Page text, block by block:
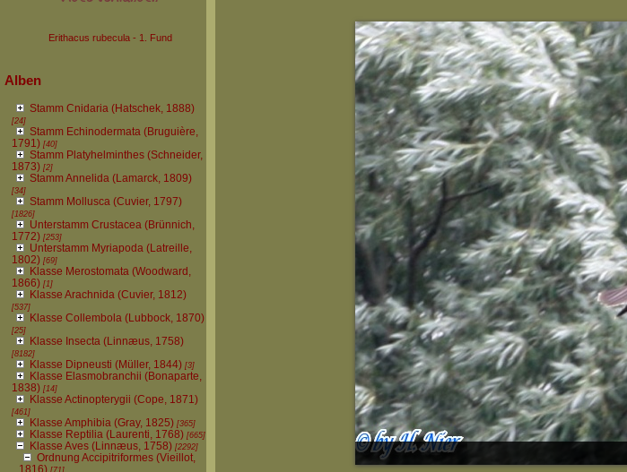
Erithacus rubecula - 1. Fund
Alben
Stamm Cnidaria (Hatschek, 1888)
[24]
Stamm Echinodermata (Bruguière,
1791)[40]
Stamm Platyhelminthes (Schneider,
1873)[2]
Stamm Annelida (Lamarck, 1809)
[34]
Stamm Mollusca (Cuvier, 1797)
[1826]
Unterstamm Crustacea (Brünnich,
1772)[253]
Unterstamm Myriapoda (Latreille,
1802)[69]
Klasse Merostomata (Woodward,
1866)[1]
Klasse Arachnida (Cuvier, 1812)
[537]
Klasse Collembola (Lubbock, 1870)
[25]
Klasse Insecta (Linnæus, 1758)
[8182]
Klasse Dipneusti (Müller, 1844)[3]
Klasse Elasmobranchii (Bonaparte,
1838)[14]
Klasse Actinopterygii (Cope, 1871)
[461]
Klasse Amphibia (Gray, 1825)[365]
Klasse Reptilia (Laurenti, 1768)[665]
Klasse Aves (Linnæus, 1758)[2292]
Ordnung Accipitriformes (Vieillot,
1816)[71]